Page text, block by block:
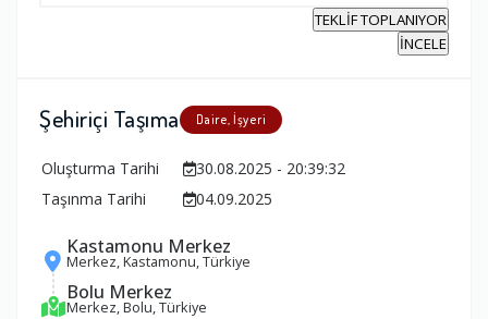
TEKLİF TOPLANIYOR
İNCELE
Şehiriçi Taşıma Daire, İşyeri
Oluşturma Tarihi
30.08.2025 - 20:39:32
Taşınma Tarihi
04.09.2025
Kastamonu Merkez
Merkez, Kastamonu, Türkiye
Bolu Merkez
Merkez, Bolu, Türkiye